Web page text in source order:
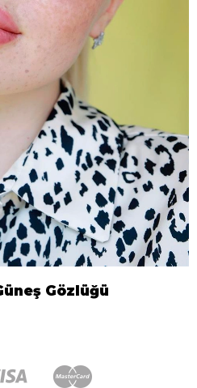
Gözlüğü